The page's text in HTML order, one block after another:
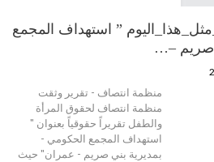
” استهداف المجمع
صريم –…
منظمة انتصاف - تقرير وثقت
منظمة انتصاف لحقوق المرأة
والطفل تقريراً حقوقياً بعنوان "
استهداف المجمع الحكومي -
بمديرية بني صريم - عمران" حيث